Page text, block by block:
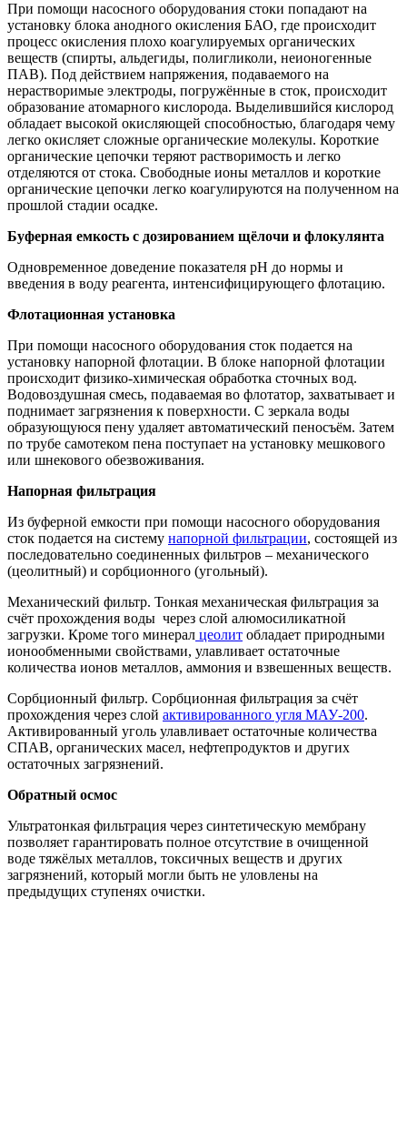
При помощи насосного оборудования стоки попадают на
установку блока анодного окисления БАО, где происходит
процесс окисления плохо коагулируемых органических
веществ (спирты, альдегиды, полигликоли, неионогенные
ПАВ). Под действием напряжения, подаваемого на
нерастворимые электроды, погружённые в сток, происходит
образование атомарного кислорода. Выделившийся кислород
обладает высокой окисляющей способностью, благодаря чему
легко окисляет сложные органические молекулы. Короткие
органические цепочки теряют растворимость и легко
отделяются от стока. Свободные ионы металлов и короткие
органические цепочки легко коагулируются на полученном на
прошлой стадии осадке.
Буферная емкость с дозированием щёлочи и флокулянта
Одновременное доведение показателя pH до нормы и
введения в воду реагента, интенсифицирующего флотацию.
Флотационная установка
При помощи насосного оборудования сток подается на
установку напорной флотации. В блоке напорной флотации
происходит физико-химическая обработка сточных вод.
Водовоздушная смесь, подаваемая во флотатор, захватывает и
поднимает загрязнения к поверхности. С зеркала воды
образующуюся пену удаляет автоматический пеносъём. Затем
по трубе самотеком пена поступает на установку мешкового
или шнекового обезвоживания.
Напорная фильтрация
Из буферной емкости при помощи насосного оборудования
сток подается на систему напорной фильтрации, состоящей из
последовательно соединенных фильтров – механического
(цеолитный) и сорбционного (угольный).
Механический фильтр. Тонкая механическая фильтрация за
счёт прохождения воды через слой алюмосиликатной
загрузки. Кроме того минерал цеолит обладает природными
ионообменными свойствами, улавливает остаточные
количества ионов металлов, аммония и взвешенных веществ.
Сорбционный фильтр. Сорбционная фильтрация за счёт
прохождения через слой активированного угля МАУ-200.
Активированный уголь улавливает остаточные количества
СПАВ, органических масел, нефтепродуктов и других
остаточных загрязнений.
Обратный осмос
Ультратонкая фильтрация через синтетическую мембрану
позволяет гарантировать полное отсутствие в очищенной
воде тяжёлых металлов, токсичных веществ и других
загрязнений, который могли быть не уловлены на
предыдущих ступенях очистки.